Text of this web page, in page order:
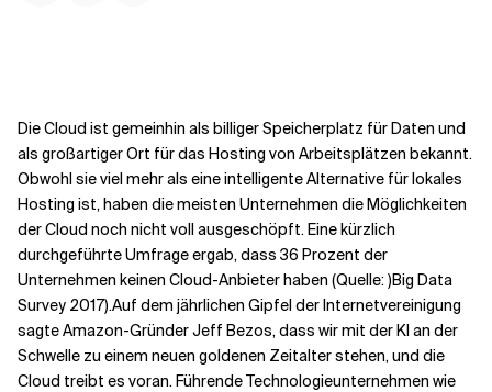
Die Cloud ist gemeinhin als billiger Speicherplatz für Daten und
als großartiger Ort für das Hosting von Arbeitsplätzen bekannt.
Obwohl sie viel mehr als eine intelligente Alternative für lokales
Hosting ist, haben die meisten Unternehmen die Möglichkeiten
der Cloud noch nicht voll ausgeschöpft. Eine kürzlich
durchgeführte Umfrage ergab, dass 36 Prozent der
Unternehmen keinen Cloud-Anbieter haben (Quelle: )Big Data
Survey 2017).Auf dem jährlichen Gipfel der Internetvereinigung
sagte Amazon-Gründer Jeff Bezos, dass wir mit der KI an der
Schwelle zu einem neuen goldenen Zeitalter stehen, und die
Cloud treibt es voran. Führende Technologieunternehmen wie